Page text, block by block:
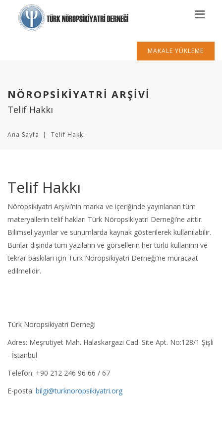
MAKALE YÜKLEME
NÖROPSİKİYATRİ ARŞİVİ
Telif Hakkı
Ana Sayfa Telif Hakkı
Telif Hakkı
Nöropsikiyatri Arşivi’nin marka ve içeriğinde yayınlanan tüm
materyallerin telif hakları Türk Nöropsikiyatri Derneği’ne aittir.
Bilimsel yayınlar ve sunumlarda kaynak gösterilerek kullanılabilir.
Bunlar dışında tüm yazıların ve görsellerin her türlü kullanımı ve
tekrar baskıları için Türk Nöropsikiyatri Derneği’ne müracaat
edilmelidir.
Türk Nöropsikiyatri Derneği
Adres: Meşrutiyet Mah. Halaskargazi Cad. Site Apt. No:128/1 Şişli
- İstanbul
Telefon: +90 212 246 96 66 / 67
E-posta: bilgi@turknoropsikiyatri.org